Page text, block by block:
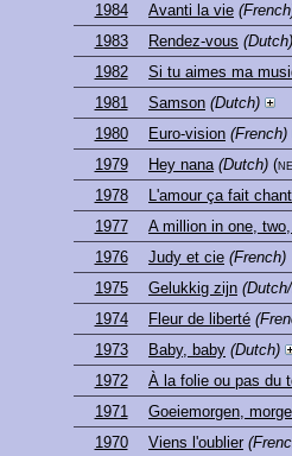
1984
Avanti la vie
1983
Rendez-vous (Dutch)
1982
Si tu aimes ma
1981
Samson (Dutch)
1980
Euro-vision (French)
1979
Hey nana (Dutch)
1978
L'amour ça fait
1977
A million in one,
1976
Judy et cie (French)
1975
Gelukkig zijn
1974
Fleur de liberté
1973
Baby, baby (Dutch)
1972
À la folie ou pas du
1971
Goeiemorgen,
1970
Viens l'oublier